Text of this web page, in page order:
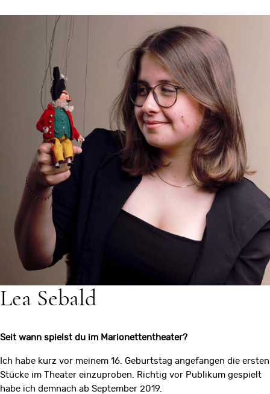
Lea Sebald
Seit wann spielst du im Marionettentheater?
Ich habe kurz vor meinem 16. Geburtstag angefangen die ersten
Stücke im Theater einzuproben. Richtig vor Publikum gespielt
habe ich demnach ab September 2019.